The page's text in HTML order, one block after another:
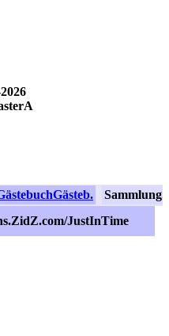
Gästeb. Sammlung
JustInTime